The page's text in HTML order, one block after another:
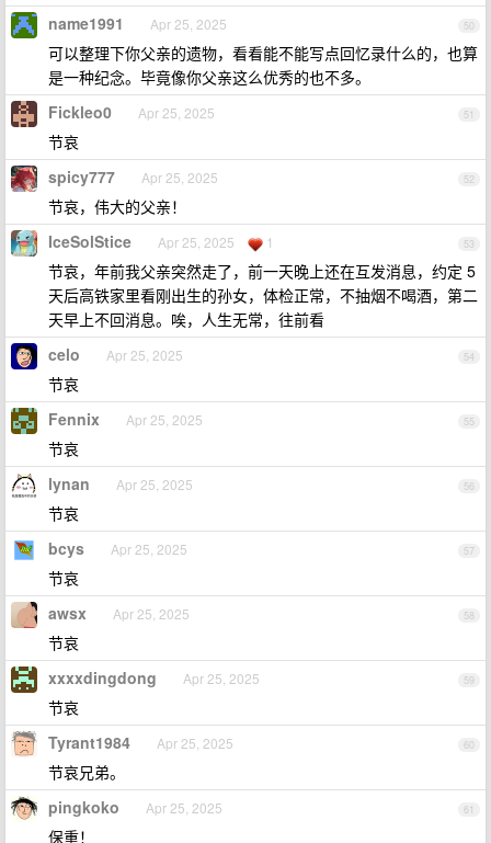
50
name1991 Apr 25, 2025
可以整理下你父亲的遗物，看看能不能写点回忆录什么的，也算
是一种纪念。毕竟像你父亲这么优秀的也不多。
51
Fickleo0 Apr 25, 2025
节哀
52
spicy777 Apr 25, 2025
节哀，伟大的父亲！
53
IceSolStice Apr 25, 2025 1
节哀，年前我父亲突然走了，前一天晚上还在互发消息，约定 5
天后高铁家里看刚出生的孙女，体检正常，不抽烟不喝酒，第二
天早上不回消息。唉，人生无常，往前看
54
celo Apr 25, 2025
节哀
55
Fennix Apr 25, 2025
节哀
56
lynan Apr 25, 2025
节哀
57
bcys Apr 25, 2025
节哀
58
awsx Apr 25, 2025
节哀
59
xxxxdingdong Apr 25, 2025
节哀
60
Tyrant1984 Apr 25, 2025
节哀兄弟。
61
pingkoko Apr 25, 2025
保重！